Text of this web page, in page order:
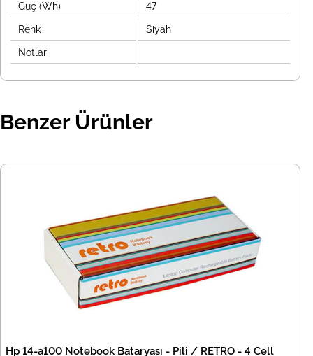
Güç (Wh) 47
Renk Siyah
Notlar
Benzer Ürünler
Hp 14-a100 Notebook Bataryası - Pili / RETRO - 4 Cell